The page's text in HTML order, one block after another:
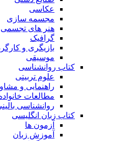
عکاسی
مجسمه سازی
هنر های تجسمی
گرافیک
بازیگری و
موسیقی
کتاب روانشناسی
علوم تربیتی
راهنمایی و
مطالعات
روانشناسی
کتاب زبان انگلیسی
آزمون ها
آموزش زبان